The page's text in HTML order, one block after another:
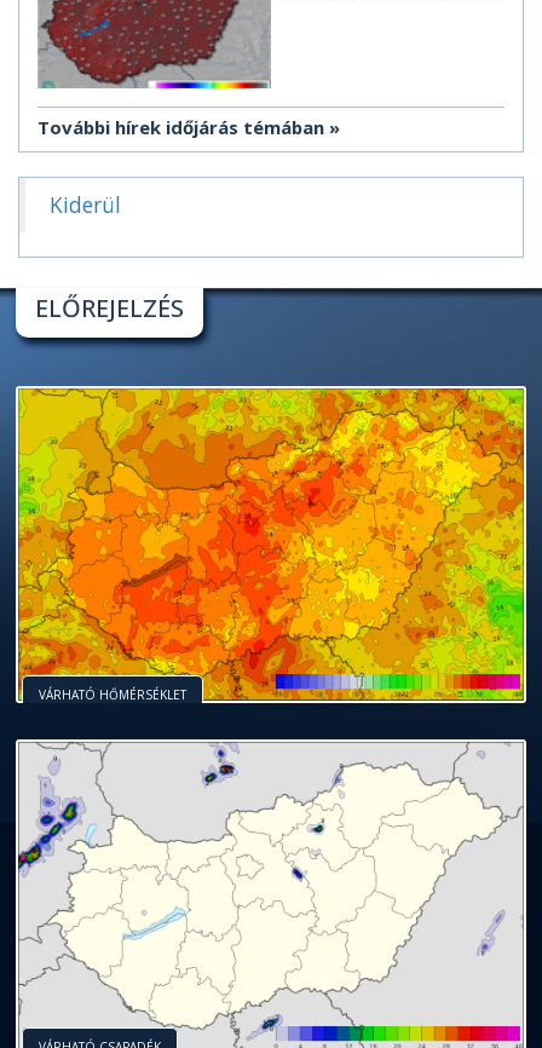
További hírek időjárás témában
Kiderül
ELŐREJELZÉS
VÁRHATÓ HŐMÉRSÉKLET